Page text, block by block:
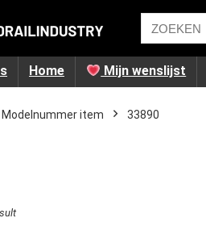
Home Mijn wenslijst
item ‎33890